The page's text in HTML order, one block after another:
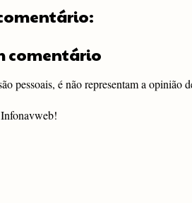
comentário
pessoais, é não representam a opinião